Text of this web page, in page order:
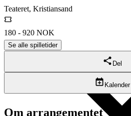
Teateret, Kristiansand
180 - 920 NOK
Se alle spilletider
Del
Kalender
Om arrangementet